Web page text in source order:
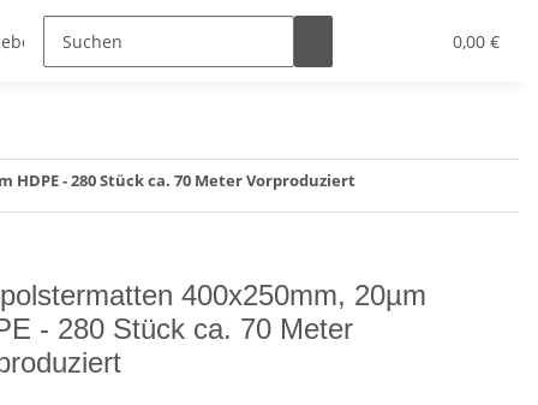
0,00 €
Nettopreise anzeigen
- 280 Stück ca. 70 Meter Vorproduziert
400x250mm, 20µm
- 280 Stück ca. 70 Meter